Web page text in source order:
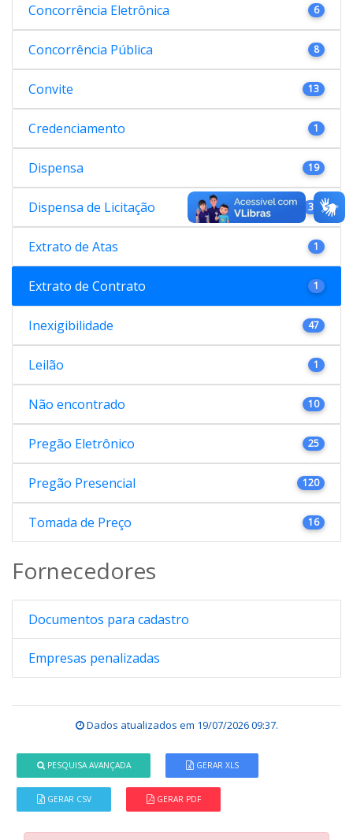
Concorrência Eletrônica 6
Concorrência Pública 8
Convite 13
Credenciamento 1
Dispensa 19
Dispensa de Licitação 38
Extrato de Atas 1
Extrato de Contrato 1
Inexigibilidade 47
Leilão 1
Não encontrado 10
Pregão Eletrônico 25
Pregão Presencial 120
Tomada de Preço 16
Fornecedores
Documentos para cadastro
Empresas penalizadas
Dados atualizados em 19/07/2026 09:37.
PESQUISA AVANÇADA GERAR XLS
GERAR CSV GERAR PDF